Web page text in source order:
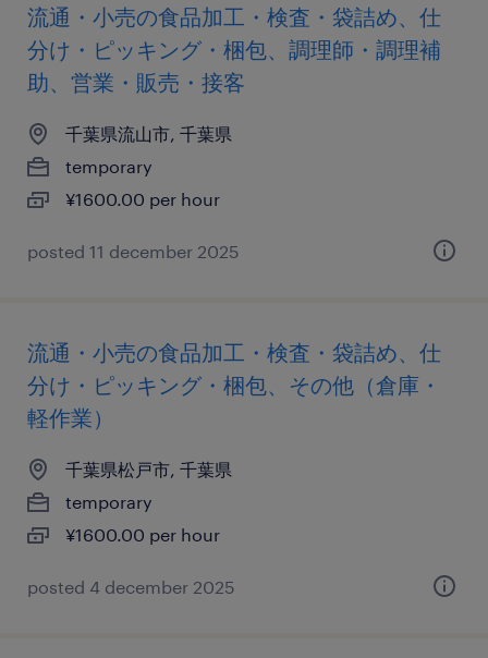
流通・小売の食品加工・検査・袋詰め、仕
分け・ピッキング・梱包、調理師・調理補
助、営業・販売・接客
千葉県流山市, 千葉県
temporary
¥1600.00 per hour
posted 11 december 2025
流通・小売の食品加工・検査・袋詰め、仕
分け・ピッキング・梱包、その他（倉庫・
軽作業）
千葉県松戸市, 千葉県
temporary
¥1600.00 per hour
posted 4 december 2025